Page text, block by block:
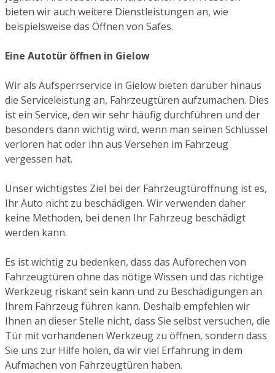
bieten wir auch weitere Dienstleistungen an, wie
beispielsweise das Öffnen von Safes.
Eine Autotür öffnen in Gielow
Wir als Aufsperrservice in Gielow bieten darüber hinaus
die Serviceleistung an, Fahrzeugtüren aufzumachen. Dies
ist ein Service, den wir sehr häufig durchführen und der
besonders dann wichtig wird, wenn man seinen Schlüssel
verloren hat oder ihn aus Versehen im Fahrzeug
vergessen hat.
Unser wichtigstes Ziel bei der Fahrzeugtüröffnung ist es,
Ihr Auto nicht zu beschädigen. Wir verwenden daher
keine Methoden, bei denen Ihr Fahrzeug beschädigt
werden kann.
Es ist wichtig zu bedenken, dass das Aufbrechen von
Fahrzeugtüren ohne das nötige Wissen und das richtige
Werkzeug riskant sein kann und zu Beschädigungen an
Ihrem Fahrzeug führen kann. Deshalb empfehlen wir
Ihnen an dieser Stelle nicht, dass Sie selbst versuchen, die
Tür mit vorhandenen Werkzeug zu öffnen, sondern dass
Sie uns zur Hilfe holen, da wir viel Erfahrung in dem
Aufmachen von Fahrzeugtüren haben.